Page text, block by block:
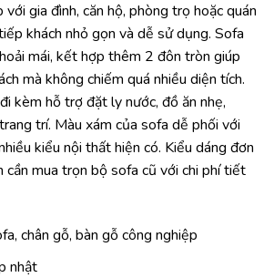
gia đình, căn hộ, phòng trọ hoặc quán
khách nhỏ gọn và dễ sử dụng. Sofa
mái, kết hợp thêm 2 đôn tròn giúp
mà không chiếm quá nhiều diện tích.
kèm hỗ trợ đặt ly nước, đồ ăn nhẹ,
trí. Màu xám của sofa dễ phối với
kiểu nội thất hiện có. Kiểu dáng đơn
cần mua trọn bộ sofa cũ với chi phí tiết
chân gỗ, bàn gỗ công nghiệp
nhật